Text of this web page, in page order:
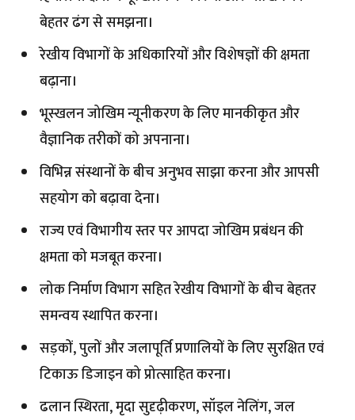
बेहतर ढंग से समझना।
रेखीय विभागों के अधिकारियों और विशेषज्ञों की क्षमता
बढ़ाना।
भूस्खलन जोखिम न्यूनीकरण के लिए मानकीकृत और
वैज्ञानिक तरीकों को अपनाना।
विभिन्न संस्थानों के बीच अनुभव साझा करना और आपसी
सहयोग को बढ़ावा देना।
राज्य एवं विभागीय स्तर पर आपदा जोखिम प्रबंधन की
क्षमता को मजबूत करना।
लोक निर्माण विभाग सहित रेखीय विभागों के बीच बेहतर
समन्वय स्थापित करना।
सड़कों, पुलों और जलापूर्ति प्रणालियों के लिए सुरक्षित एवं
टिकाऊ डिजाइन को प्रोत्साहित करना।
ढलान स्थिरता, मृदा सुदृढ़ीकरण, सॉइल नेलिंग, जल